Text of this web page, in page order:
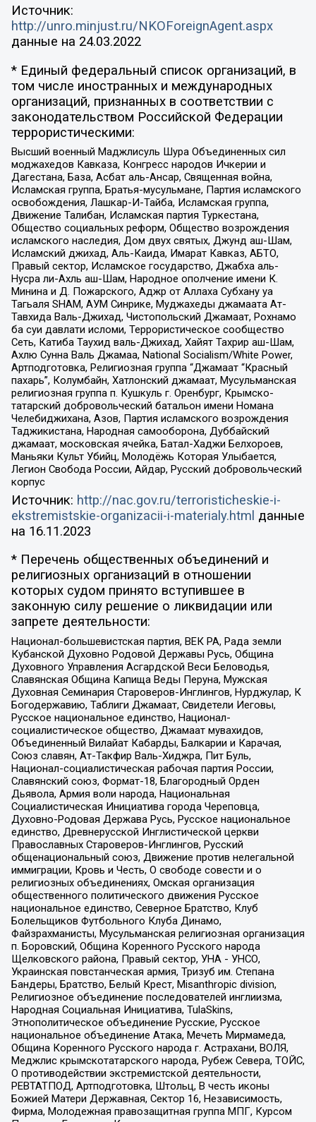
Источник:
http://unro.minjust.ru/NKOForeignAgent.aspx
данные на 24.03.2022
* Единый федеральный список организаций, в
том числе иностранных и международных
организаций, признанных в соответствии с
законодательством Российской Федерации
террористическими:
Высший военный Маджлисуль Шура Объединенных сил
моджахедов Кавказа, Конгресс народов Ичкерии и
Дагестана, База, Асбат аль-Ансар, Священная война,
Исламская группа, Братья-мусульмане, Партия исламского
освобождения, Лашкар-И-Тайба, Исламская группа,
Движение Талибан, Исламская партия Туркестана,
Общество социальных реформ, Общество возрождения
исламского наследия, Дом двух святых, Джунд аш-Шам,
Исламский джихад, Аль-Каида, Имарат Кавказ, АБТО,
Правый сектор, Исламское государство, Джабха аль-
Нусра ли-Ахль аш-Шам, Народное ополчение имени К.
Минина и Д. Пожарского, Аджр от Аллаха Субхану уа
Тагьаля SHAM, АУМ Синрике, Муджахеды джамаата Ат-
Тавхида Валь-Джихад, Чистопольский Джамаат, Рохнамо
ба суи давлати исломи, Террористическое сообщество
Сеть, Катиба Таухид валь-Джихад, Хайят Тахрир аш-Шам,
Ахлю Сунна Валь Джамаа, National Socialism/White Power,
Артподготовка, Религиозная группа “Джамаат “Красный
пахарь”, Колумбайн, Хатлонский джамаат, Мусульманская
религиозная группа п. Кушкуль г. Оренбург, Крымско-
татарский добровольческий батальон имени Номана
Челебиджихана, Азов, Партия исламского возрождения
Таджикистана, Народная самооборона, Дуббайский
джамаат, московская ячейка, Батал-Хаджи Белхороев,
Маньяки Культ Убийц, Молодёжь Которая Улыбается,
Легион Свобода России, Айдар, Русский добровольческий
корпус
Источник: http://nac.gov.ru/terroristicheskie-i-
ekstremistskie-organizacii-i-materialy.html данные
на 16.11.2023
* Перечень общественных объединений и
религиозных организаций в отношении
которых судом принято вступившее в
законную силу решение о ликвидации или
запрете деятельности:
Национал-большевистская партия, ВЕК РА, Рада земли
Кубанской Духовно Родовой Державы Русь, Община
Духовного Управления Асгардской Веси Беловодья,
Славянская Община Капища Веды Перуна, Мужская
Духовная Семинария Староверов-Инглингов, Нурджулар, К
Богодержавию, Таблиги Джамаат, Свидетели Иеговы,
Русское национальное единство, Национал-
социалистическое общество, Джамаат мувахидов,
Объединенный Вилайат Кабарды, Балкарии и Карачая,
Союз славян, Ат-Такфир Валь-Хиджра, Пит Буль,
Национал-социалистическая рабочая партия России,
Славянский союз, Формат-18, Благородный Орден
Дьявола, Армия воли народа, Национальная
Социалистическая Инициатива города Череповца,
Духовно-Родовая Держава Русь, Русское национальное
единство, Древнерусской Инглистической церкви
Православных Староверов-Инглингов, Русский
общенациональный союз, Движение против нелегальной
иммиграции, Кровь и Честь, О свободе совести и о
религиозных объединениях, Омская организация
общественного политического движения Русское
национальное единство, Северное Братство, Клуб
Болельщиков Футбольного Клуба Динамо,
Файзрахманисты, Мусульманская религиозная организация
п. Боровский, Община Коренного Русского народа
Щелковского района, Правый сектор, УНА - УНСО,
Украинская повстанческая армия, Тризуб им. Степана
Бандеры, Братство, Белый Крест, Misanthropic division,
Религиозное объединение последователей инглиизма,
Народная Социальная Инициатива, TulaSkins,
Этнополитическое объединение Русские, Русское
национальное объединение Атака, Мечеть Мирмамеда,
Община Коренного Русского народа г. Астрахани, ВОЛЯ,
Меджлис крымскотатарского народа, Рубеж Севера, ТОЙС,
О противодействии экстремистской деятельности,
РЕВТАТПОД, Артподготовка, Штольц, В честь иконы
Божией Матери Державная, Сектор 16, Независимость,
Фирма, Молодежная правозащитная группа МПГ, Курсом